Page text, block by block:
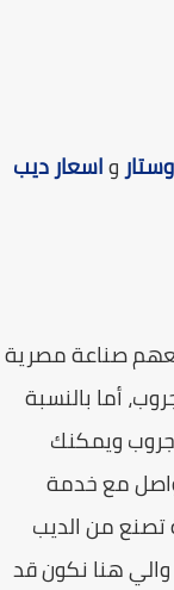
واسعار ديب
صناعة مصرية
أما بالنسبة
ويمكنك
مع خدمة
تصنع من الديب
والي هنا نكون قد